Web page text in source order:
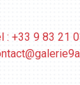
: +33 9 83 21